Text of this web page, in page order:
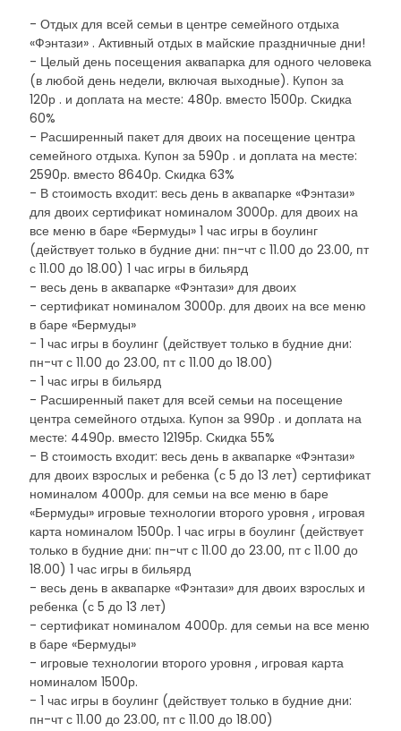
- Отдых для всей семьи в центре семейного отдыха
«Фэнтази» . Активный отдых в майские праздничные дни!
- Целый день посещения аквапарка для одного человека
(в любой день недели, включая выходные). Купон за
120р . и доплата на месте: 480р. вместо 1500р. Скидка
60%
- Расширенный пакет для двоих на посещение центра
семейного отдыха. Купон за 590р . и доплата на месте:
2590р. вместо 8640р. Скидка 63%
- В стоимость входит: весь день в аквапарке «Фэнтази»
для двоих сертификат номиналом 3000р. для двоих на
все меню в баре «Бермуды» 1 час игры в боулинг
(действует только в будние дни: пн-чт с 11.00 до 23.00, пт
с 11.00 до 18.00) 1 час игры в бильярд
- весь день в аквапарке «Фэнтази» для двоих
- сертификат номиналом 3000р. для двоих на все меню
в баре «Бермуды»
- 1 час игры в боулинг (действует только в будние дни:
пн-чт с 11.00 до 23.00, пт с 11.00 до 18.00)
- 1 час игры в бильярд
- Расширенный пакет для всей семьи на посещение
центра семейного отдыха. Купон за 990р . и доплата на
месте: 4490р. вместо 12195р. Скидка 55%
- В стоимость входит: весь день в аквапарке «Фэнтази»
для двоих взрослых и ребенка (с 5 до 13 лет) сертификат
номиналом 4000р. для семьи на все меню в баре
«Бермуды» игровые технологии второго уровня , игровая
карта номиналом 1500р. 1 час игры в боулинг (действует
только в будние дни: пн-чт с 11.00 до 23.00, пт с 11.00 до
18.00) 1 час игры в бильярд
- весь день в аквапарке «Фэнтази» для двоих взрослых и
ребенка (с 5 до 13 лет)
- сертификат номиналом 4000р. для семьи на все меню
в баре «Бермуды»
- игровые технологии второго уровня , игровая карта
номиналом 1500р.
- 1 час игры в боулинг (действует только в будние дни:
пн-чт с 11.00 до 23.00, пт с 11.00 до 18.00)